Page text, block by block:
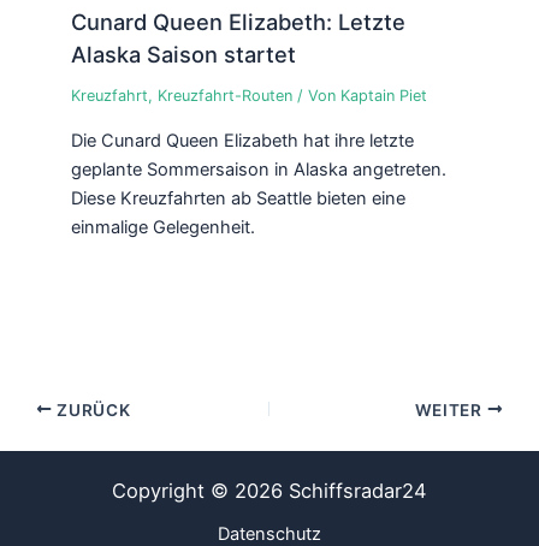
Cunard Queen Elizabeth: Letzte
Alaska Saison startet
Kreuzfahrt, Kreuzfahrt-Routen/ Von Kaptain Piet
Die Cunard Queen Elizabeth hat ihre letzte
geplante Sommersaison in Alaska angetreten.
Diese Kreuzfahrten ab Seattle bieten eine
einmalige Gelegenheit.
ZURÜCK WEITER
Copyright © 2026 Schiffsradar24
Datenschutz